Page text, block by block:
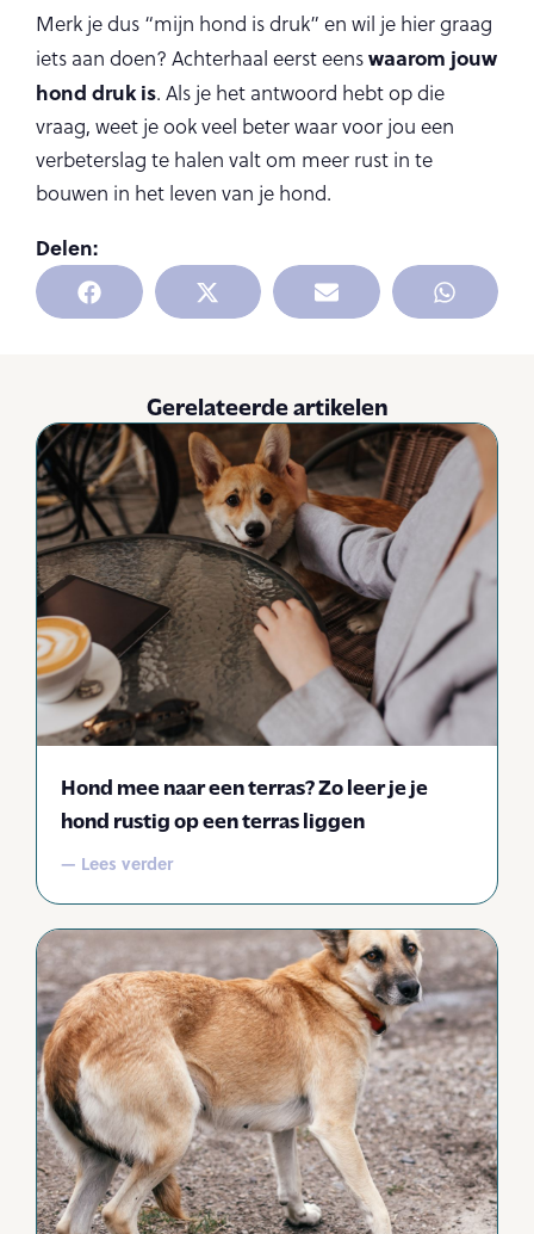
Delen:
Merk je dus “mijn hond is druk” en wil je hier graag
iets aan doen? Achterhaal eerst eenswaarom jouw
hond druk is. Als je het antwoord hebt op die
vraag, weet je ook veel beter waar voor jou een
verbeterslag te halen valt om meer rust in te
bouwen in het leven van je hond.
Gerelateerde artikelen
Hond mee naar een terras? Zo leer je je
hond rustig op een terras liggen
— Lees verder